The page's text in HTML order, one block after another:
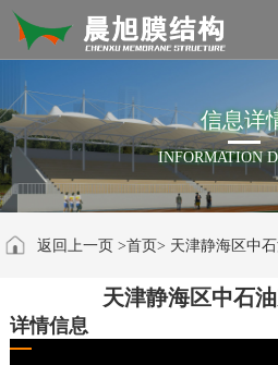
信息详
INFORMATION
返回上一页 >首页> 天津静海区中
天津静海区中石
详情信息